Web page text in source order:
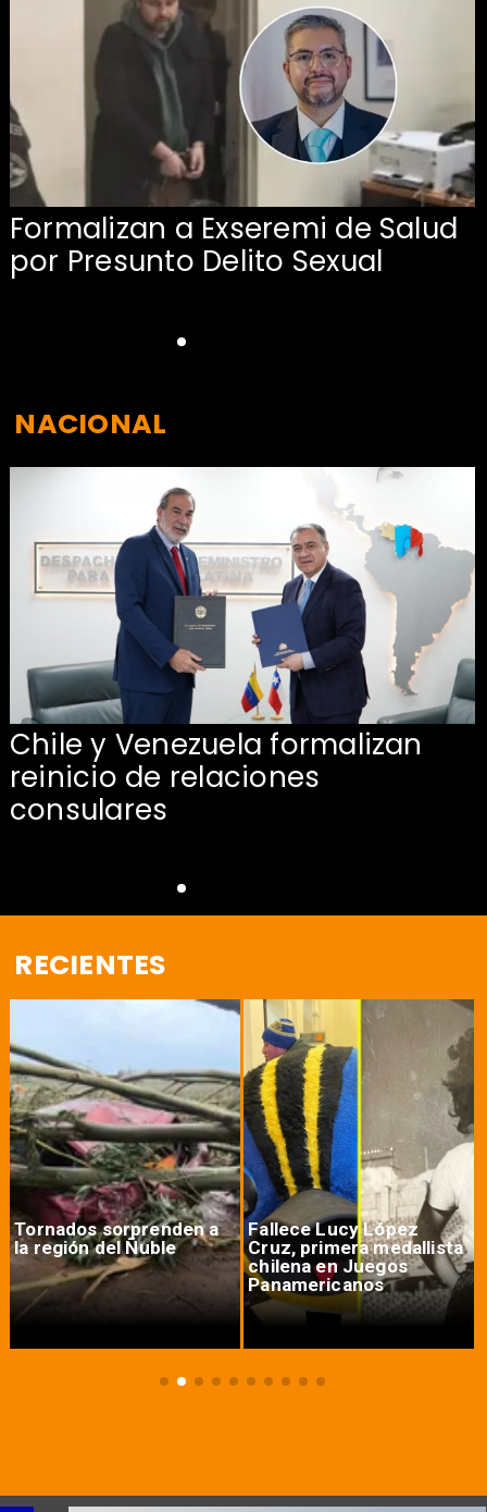
Formalizan a Exseremi de Salud
por Presunto Delito Sexual
Chile y Venezuela formalizan
reinicio de relaciones
consulares
NACIONAL
RECIENTES
Tornados sorprenden a
la región del Ñuble
Fallece Lucy López
Cruz, primera medallista
chilena en Juegos
Panamericanos